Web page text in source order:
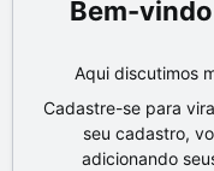
Aqui discutimos
Cadastre-se para
seu cadastro,
adicionando